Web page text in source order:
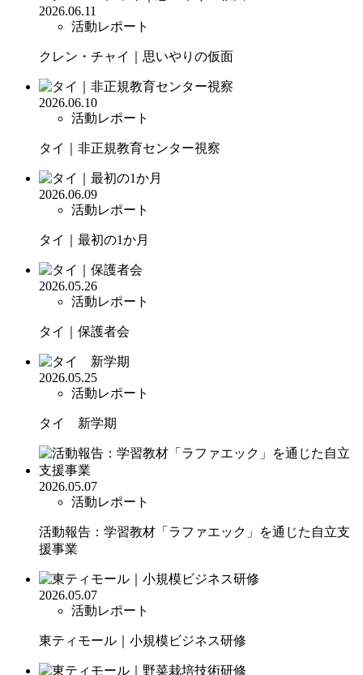
2026.06.11
活動レポート
クレン・チャイ｜思いやりの仮面
2026.06.10
活動レポート
タイ｜非正規教育センター視察
2026.06.09
活動レポート
タイ｜最初の1か月
2026.05.26
活動レポート
タイ｜保護者会
2026.05.25
活動レポート
タイ 新学期
2026.05.07
活動レポート
活動報告：学習教材「ラファエック」を通じた自立支
援事業
2026.05.07
活動レポート
東ティモール｜小規模ビジネス研修